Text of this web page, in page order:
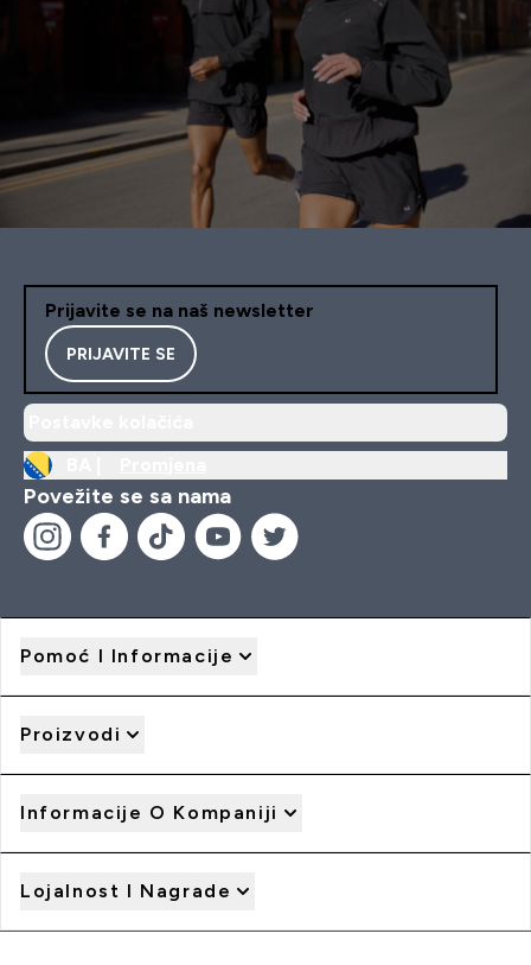
Prijavite se na naš newsletter
PRIJAVITE SE
Povežite se sa nama
Pomoć I Informacije
Proizvodi
Informacije O Kompaniji
Lojalnost I Nagrade